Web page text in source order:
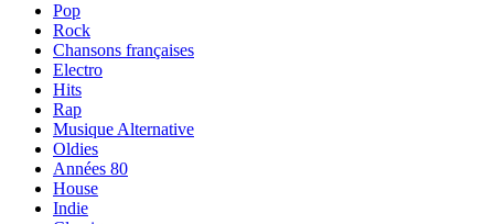
Pop
Rock
Chansons françaises
Electro
Hits
Rap
Musique Alternative
Oldies
Années 80
House
Indie